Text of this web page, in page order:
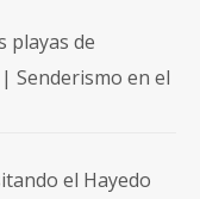
playas de
Senderismo en el
el Hayedo